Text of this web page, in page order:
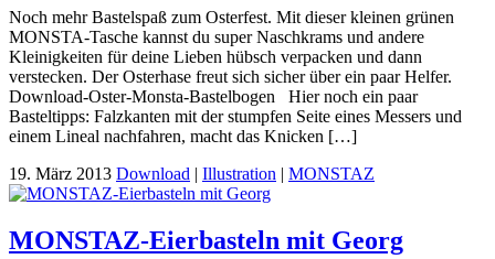
Noch mehr Bastelspaß zum Osterfest. Mit dieser kleinen grünen
MONSTA-Tasche kannst du super Naschkrams und andere
Kleinigkeiten für deine Lieben hübsch verpacken und dann
verstecken. Der Osterhase freut sich sicher über ein paar Helfer.
Download-Oster-Monsta-Bastelbogen Hier noch ein paar
Basteltipps: Falzkanten mit der stumpfen Seite eines Messers und
einem Lineal nachfahren, macht das Knicken […]
19. März 2013 Download | Illustration | MONSTAZ
MONSTAZ-Eierbasteln mit Georg